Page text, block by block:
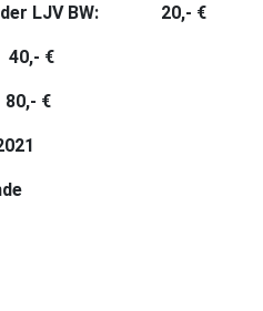
LJV BW: 20,- €
€
€